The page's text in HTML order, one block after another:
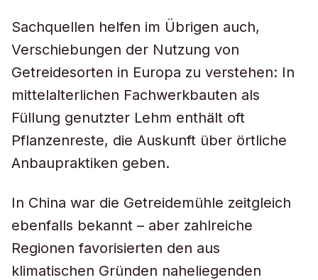
Sachquellen helfen im Übrigen auch,
Verschiebungen der Nutzung von
Getreidesorten in Europa zu verstehen: In
mittelalterlichen Fachwerkbauten als
Füllung genutzter Lehm enthält oft
Pflanzenreste, die Auskunft über örtliche
Anbaupraktiken geben.
In China war die Getreidemühle zeitgleich
ebenfalls bekannt – aber zahlreiche
Regionen favorisierten den aus
klimatischen Gründen naheliegenden